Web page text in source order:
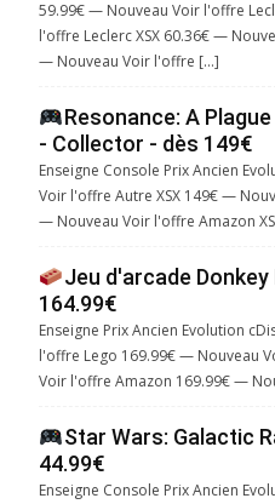
59.99€ — Nouveau Voir l'offre
l'offre Leclerc XSX 60.36€ —
— Nouveau Voir l'offre […]
Resonance: A
- Collector - dès 149€
Enseigne Console Prix Ancien
Voir l'offre Autre XSX 149€ —
— Nouveau Voir l'offre Amazon
Jeu d'arcade
164.99€
Enseigne Prix Ancien Evolution
l'offre Lego 169.99€ — Nouveau
Voir l'offre Amazon 169.99€ —
Star Wars: Galactic
44.99€
Enseigne Console Prix Ancien